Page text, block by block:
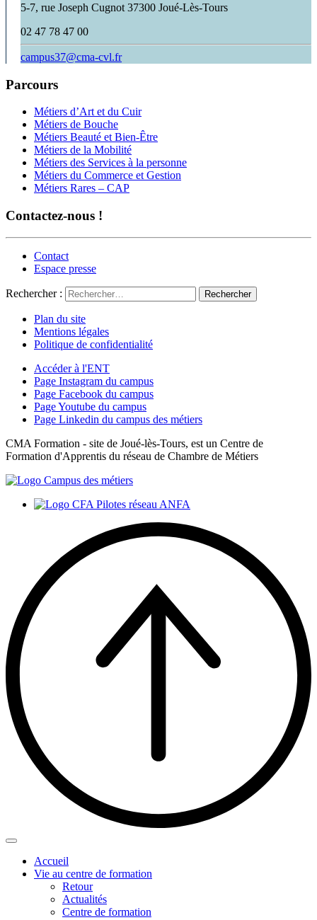
5-7, rue Joseph Cugnot 37300 Joué-Lès-Tours
02 47 78 47 00
campus37@cma-cvl.fr
Parcours
Métiers d’Art et du Cuir
Métiers de Bouche
Métiers Beauté et Bien-Être
Métiers de la Mobilité
Métiers des Services à la personne
Métiers du Commerce et Gestion
Métiers Rares – CAP
Contactez-nous !
Contact
Espace presse
Rechercher :
Plan du site
Mentions légales
Politique de confidentialité
Accéder à l'ENT
Page Instagram du campus
Page Facebook du campus
Page Youtube du campus
Page Linkedin du campus des métiers
CMA Formation - site de Joué-lès-Tours, est un Centre de
Formation d'Apprentis du réseau de Chambre de Métiers
Accueil
Vie au centre de formation
Retour
Actualités
Centre de formation